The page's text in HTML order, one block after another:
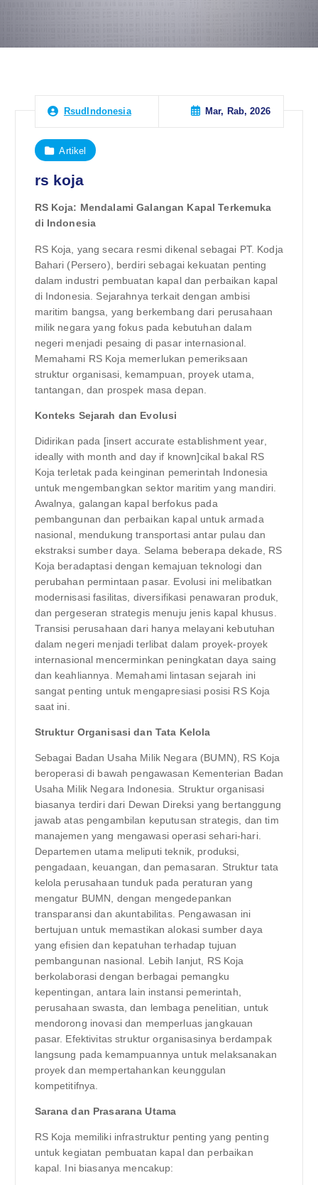
RsudIndonesia Mar, Rab, 2026
Artikel
rs koja
RS Koja: Mendalami Galangan Kapal Terkemuka
di Indonesia
RS Koja, yang secara resmi dikenal sebagai PT. Kodja
Bahari (Persero), berdiri sebagai kekuatan penting
dalam industri pembuatan kapal dan perbaikan kapal
di Indonesia. Sejarahnya terkait dengan ambisi
maritim bangsa, yang berkembang dari perusahaan
milik negara yang fokus pada kebutuhan dalam
negeri menjadi pesaing di pasar internasional.
Memahami RS Koja memerlukan pemeriksaan
struktur organisasi, kemampuan, proyek utama,
tantangan, dan prospek masa depan.
Konteks Sejarah dan Evolusi
Didirikan pada [insert accurate establishment year,
ideally with month and day if known]cikal bakal RS
Koja terletak pada keinginan pemerintah Indonesia
untuk mengembangkan sektor maritim yang mandiri.
Awalnya, galangan kapal berfokus pada
pembangunan dan perbaikan kapal untuk armada
nasional, mendukung transportasi antar pulau dan
ekstraksi sumber daya. Selama beberapa dekade, RS
Koja beradaptasi dengan kemajuan teknologi dan
perubahan permintaan pasar. Evolusi ini melibatkan
modernisasi fasilitas, diversifikasi penawaran produk,
dan pergeseran strategis menuju jenis kapal khusus.
Transisi perusahaan dari hanya melayani kebutuhan
dalam negeri menjadi terlibat dalam proyek-proyek
internasional mencerminkan peningkatan daya saing
dan keahliannya. Memahami lintasan sejarah ini
sangat penting untuk mengapresiasi posisi RS Koja
saat ini.
Struktur Organisasi dan Tata Kelola
Sebagai Badan Usaha Milik Negara (BUMN), RS Koja
beroperasi di bawah pengawasan Kementerian Badan
Usaha Milik Negara Indonesia. Struktur organisasi
biasanya terdiri dari Dewan Direksi yang bertanggung
jawab atas pengambilan keputusan strategis, dan tim
manajemen yang mengawasi operasi sehari-hari.
Departemen utama meliputi teknik, produksi,
pengadaan, keuangan, dan pemasaran. Struktur tata
kelola perusahaan tunduk pada peraturan yang
mengatur BUMN, dengan mengedepankan
transparansi dan akuntabilitas. Pengawasan ini
bertujuan untuk memastikan alokasi sumber daya
yang efisien dan kepatuhan terhadap tujuan
pembangunan nasional. Lebih lanjut, RS Koja
berkolaborasi dengan berbagai pemangku
kepentingan, antara lain instansi pemerintah,
perusahaan swasta, dan lembaga penelitian, untuk
mendorong inovasi dan memperluas jangkauan
pasar. Efektivitas struktur organisasinya berdampak
langsung pada kemampuannya untuk melaksanakan
proyek dan mempertahankan keunggulan
kompetitifnya.
Sarana dan Prasarana Utama
RS Koja memiliki infrastruktur penting yang penting
untuk kegiatan pembuatan kapal dan perbaikan
kapal. Ini biasanya mencakup: